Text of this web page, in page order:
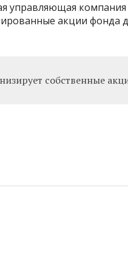
управляющая
акции фонда
собственные